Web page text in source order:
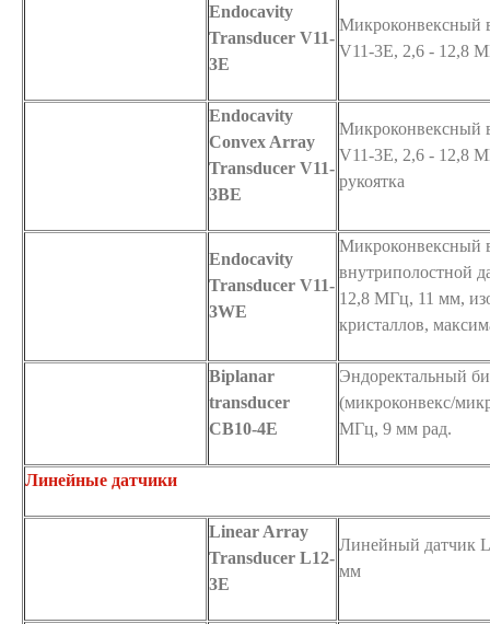
Endocavity
Transducer V11-
3E
Микроконвексный
V11-3E, 2,6 - 12,8
Endocavity
Convex Array
Transducer V11-
3BE
Микроконвексный
V11-3E, 2,6 - 12,8
рукоятка
Endocavity
Transducer V11-
3WE
Микроконвексный
внутриполостной
12,8 МГц, 11 мм,
кристаллов,
Biplanar
transducer
CB10-4E
Эндоректальный
(микроконвекс/
МГц, 9 мм рад.
Линейные датчики
Linear Array
Transducer L12-
3E
Линейный датчик
мм